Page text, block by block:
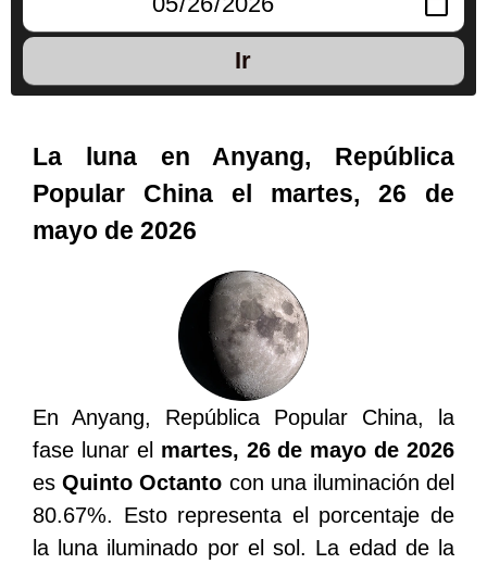
Ir
La luna en Anyang, República
Popular China el martes, 26 de
mayo de 2026
En Anyang, República Popular China, la
fase lunar el martes, 26 de mayo de 2026
esQuinto Octanto con una iluminación del
80.67%. Esto representa el porcentaje de
la luna iluminado por el sol. La edad de la